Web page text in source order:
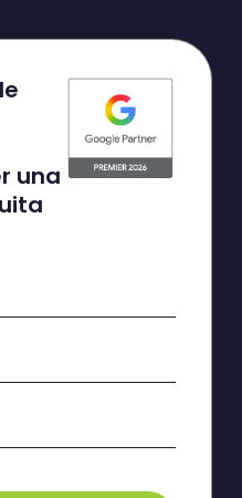
una